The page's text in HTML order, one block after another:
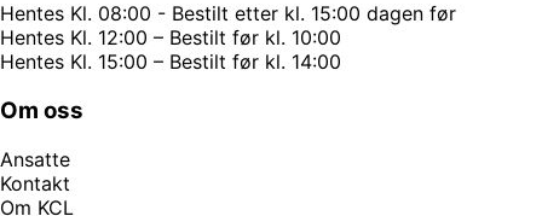
Hentes Kl. 08:00 - Bestilt etter kl. 15:00 dagen før
Hentes Kl. 12:00 – Bestilt før kl. 10:00
Hentes Kl. 15:00 – Bestilt før kl. 14:00
Om oss
Ansatte
Kontakt
Om KCL